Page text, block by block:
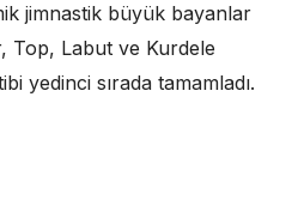
jimnastik büyük bayanlar
Top, Labut ve Kurdele
yedinci sırada tamamladı.